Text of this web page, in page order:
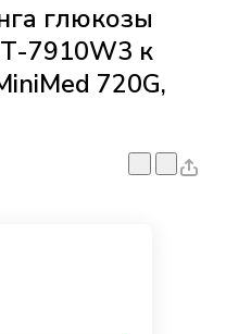
глюкозы
7910W3 к
720G,